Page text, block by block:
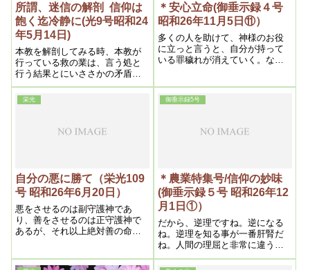
所謂、迷信の解剖 信仰は
飽く迄冷静に(光9号昭和24
年5月14日)
本教を解剖してみる時、本教が
行っている救の業は、言う処と
行う結果とにいささかの矛盾が
ないばかりか、むしろ言う以上
の良果を挙げている以上、迷信
の言葉は当らない
＊安心立命(御垂示録４号
昭和26年11月5日⑪）
多くの人を助けて、神様のお役
に立っと言うと、自分が持って
いる罪穢れが消えていく。なく
く。そうなって。はじめて安心
と言う事になる
栄光
自分の悪に勝て（栄光109
号 昭和26年6月20日）
悪をさせるのは副守護神であ
り、善をさせるのは正守護神で
あるが、それ以上絶対善の命令
る事で、之が根本的悪を征服す
御垂示録5号
＊農業特集号/信仰の妙味
(御垂示録５号 昭和26年12
月1日①）
だから、逆理ですね。逆になる
ね。逆理を知る事が一番肝腎だ
ね。人間の理屈と非常に違う事
があるのでね。だから、人間の
考えでやった事は、必ず失敗す